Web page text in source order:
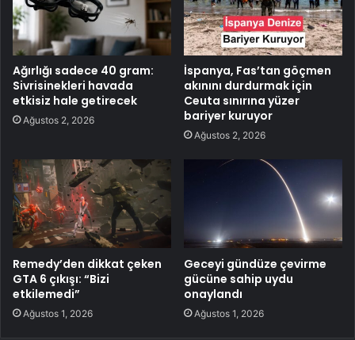
Ağırlığı sadece 40 gram:
Sivrisinekleri havada
etkisiz hale getirecek
Ağustos 2, 2026
İspanya, Fas’tan göçmen
akınını durdurmak için
Ceuta sınırına yüzer
bariyer kuruyor
Ağustos 2, 2026
Remedy’den dikkat çeken
GTA 6 çıkışı: “Bizi
etkilemedi”
Ağustos 1, 2026
Geceyi gündüze çevirme
gücüne sahip uydu
onaylandı
Ağustos 1, 2026